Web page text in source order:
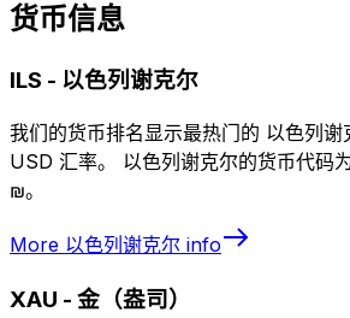
货币信息
ILS - 以色列谢克尔
我们的货币排名显示最热门的 以色列
USD 汇率。 以色列谢克尔的货币代码
₪。
More 以色列谢克尔 info
XAU - 金（盎司）